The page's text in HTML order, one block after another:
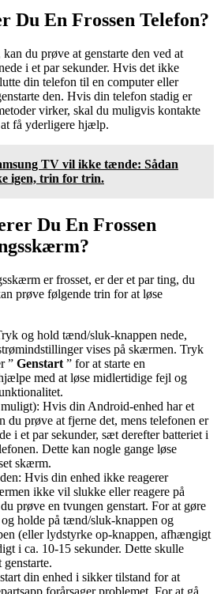
Du En Frossen Telefon?
du prøve at genstarte den ved at
i et par sekunder. Hvis det ikke
din telefon til en computer eller
den. Hvis din telefon stadig er
virker, skal du muligvis kontakte
få yderligere hjælp.
TV vil ikke tænde: Sådan
igen, trin for trin.
Du En Frossen
er frosset, er der et par ting, du
prøve følgende trin for at løse
og hold tænd/sluk-knappen nede,
vises på skærmen. Tryk
” Genstart ” for at starte en
med at løse midlertidige fejl og
Hvis din Android-enhed har et
du prøve at fjerne det, mens telefonen er
i et par sekunder, sæt derefter batteriet i
Dette kan nogle gange løse
skærm.
Hvis din enhed ikke reagerer
ikke vil slukke eller reagere på
prøve en tvungen genstart. For at gøre
holde på tænd/sluk-knappen og
(eller lydstyrke op-knappen, afhængigt
i ca. 10-15 sekunder. Dette skulle
din enhed i sikker tilstand for at
forårsager problemet. For at gå